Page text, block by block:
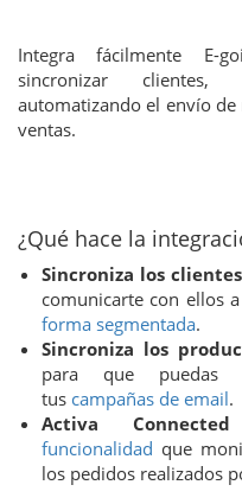
Integra fácilmente E-
sincronizar
automatizando el envío
ventas.
¿Qué hace la
Sincroniza los clientes
comunicarte con ellos
forma segmentada.
Sincroniza los
para que puedas
tus campañas de email.
Activa
funcionalidad que
los pedidos realizados